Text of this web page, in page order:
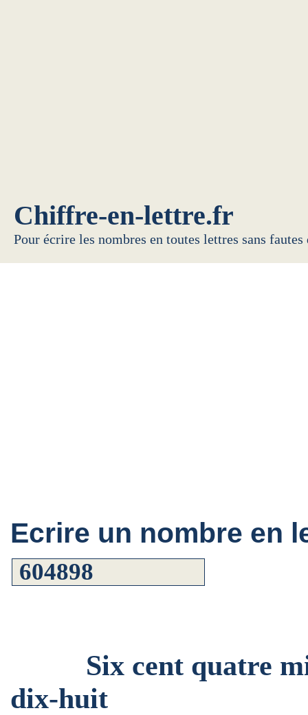
Chiffre-en-lettre.fr
Pour écrire les nombres en toutes lettres sans
Ecrire un nombre en
Six cent quatre
dix-huit